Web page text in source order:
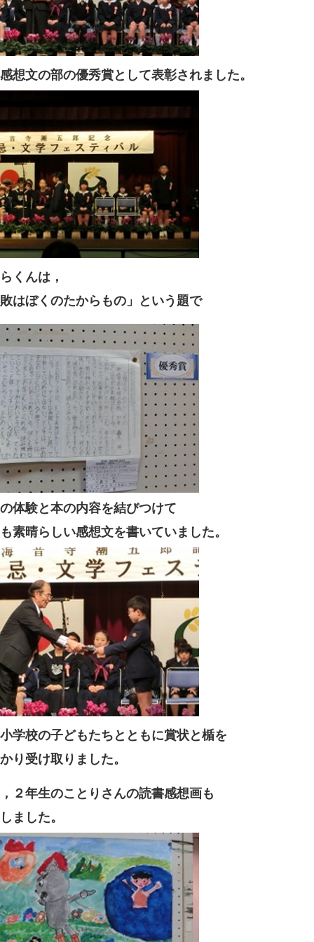
想文の部の優秀賞として表彰されました。
くんは，
はぼくのたからもの」という題で
体験と本の内容を結びつけて
素晴らしい感想文を書いていました。
学校の子どもたちとともに賞状と楯を
り受け取りました。
２年生のことりさんの読書感想画も
ました。